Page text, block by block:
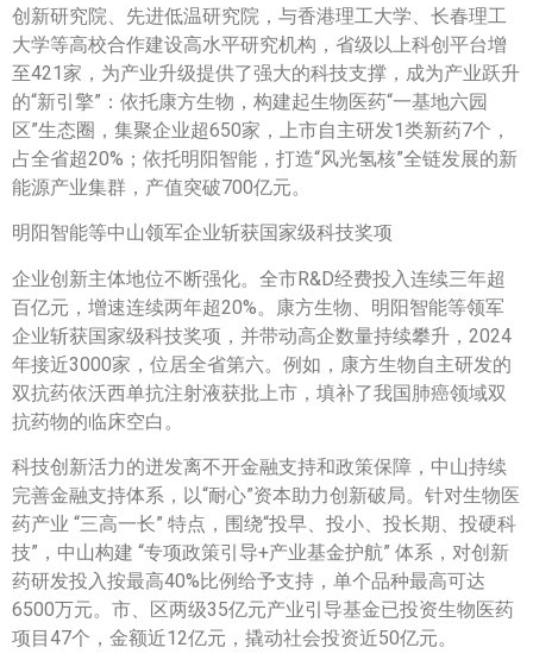
创新研究院、先进低温研究院，与香港理工大学、长春理工
大学等高校合作建设高水平研究机构，省级以上科创平台增
至421家，为产业升级提供了强大的科技支撑，成为产业跃升
的“新引擎”：依托康方生物，构建起生物医药“一基地六园
区”生态圈，集聚企业超650家，上市自主研发1类新药7个，
占全省超20%；依托明阳智能，打造“风光氢核”全链发展的新
能源产业集群，产值突破700亿元。
明阳智能等中山领军企业斩获国家级科技奖项
企业创新主体地位不断强化。全市R&D经费投入连续三年超
百亿元，增速连续两年超20%。康方生物、明阳智能等领军
企业斩获国家级科技奖项，并带动高企数量持续攀升，2024
年接近3000家，位居全省第六。例如，康方生物自主研发的
双抗药依沃西单抗注射液获批上市，填补了我国肺癌领域双
抗药物的临床空白。
科技创新活力的迸发离不开金融支持和政策保障，中山持续
完善金融支持体系，以“耐心”资本助力创新破局。针对生物医
药产业 “三高一长” 特点，围绕“投早、投小、投长期、投硬科
技”，中山构建 “专项政策引导+产业基金护航” 体系，对创新
药研发投入按最高40%比例给予支持，单个品种最高可达
6500万元。市、区两级35亿元产业引导基金已投资生物医药
项目47个，金额近12亿元，撬动社会投资近50亿元。